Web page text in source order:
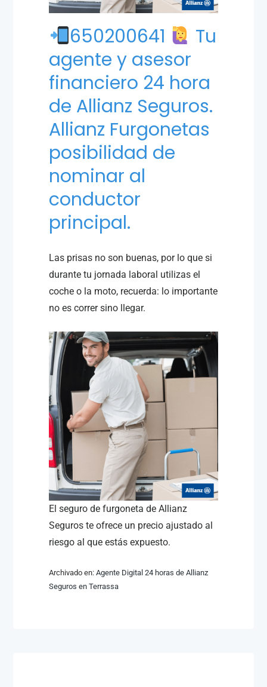
650200641
Tu
agente y asesor
financiero 24 hora
de Allianz Seguros.
Allianz Furgonetas
posibilidad de
nominar al
conductor
principal.
Las prisas no son buenas, por lo que si
durante tu jornada laboral utilizas el
coche o la moto, recuerda: lo importante
no es correr sino llegar.
El seguro de furgoneta de Allianz
Seguros te ofrece un precio ajustado al
riesgo al que estás expuesto.
Archivado en:Agente Digital 24 horas de Allianz
Seguros en Terrassa